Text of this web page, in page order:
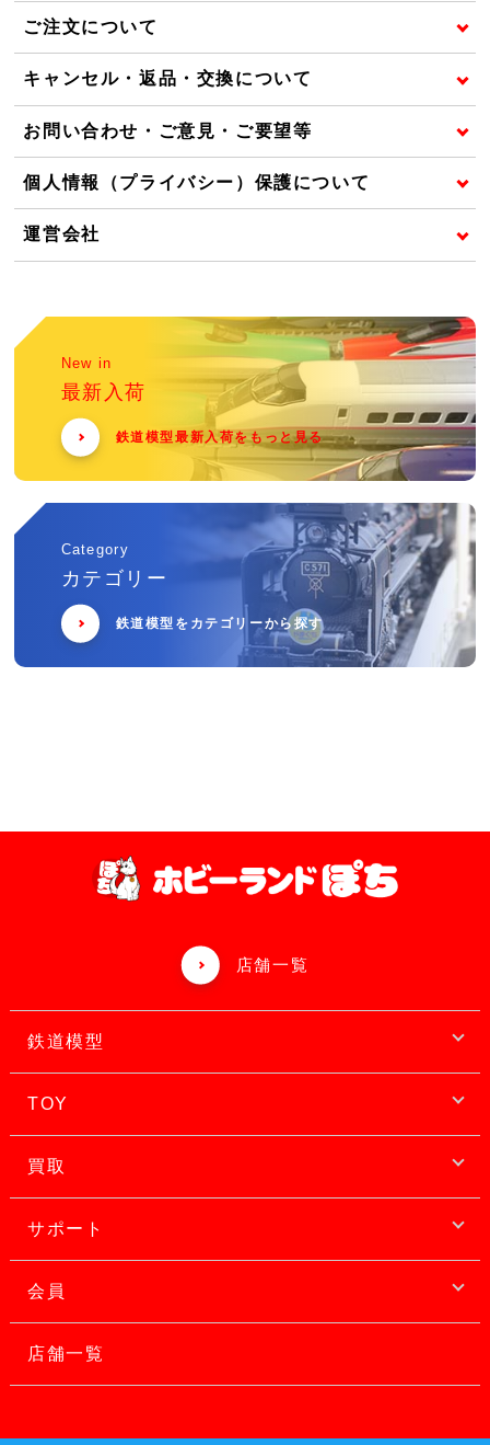
ご注文について
キャンセル・返品・交換について
お問い合わせ・ご意見・ご要望等
個人情報（プライバシー）保護について
運営会社
New in
最新入荷
鉄道模型最新入荷をもっと見る
Category
カテゴリー
鉄道模型をカテゴリーから探す
店舗一覧
鉄道模型
TOY
買取
サポート
会員
店舗一覧